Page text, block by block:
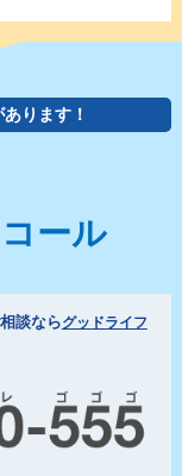
ります！
ール
談ならグッドライフ